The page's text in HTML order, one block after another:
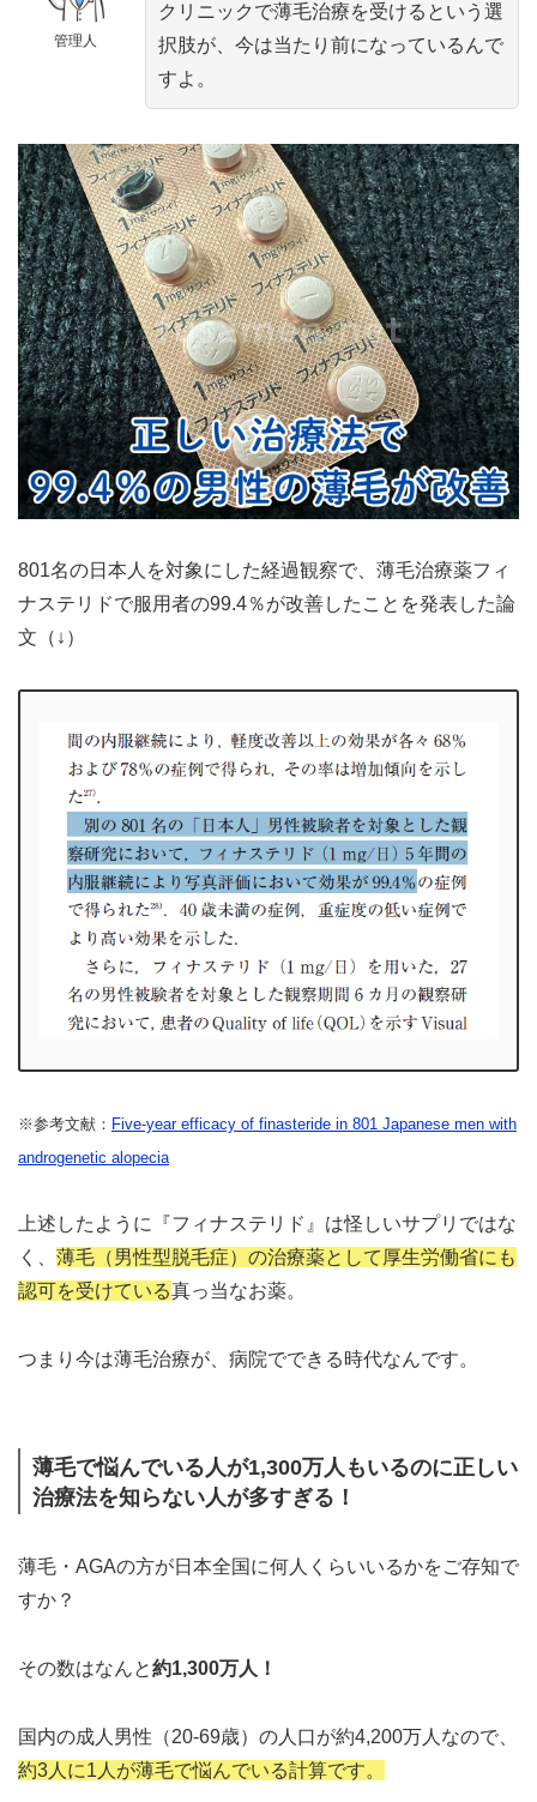
管理人
クリニックで薄毛治療を受けるという選
択肢が、今は当たり前になっているんで
すよ。
801名の日本人を対象にした経過観察で、薄毛治療薬フィ
ナステリドで服用者の99.4％が改善したことを発表した論
文（↓）
※参考文献： Five-year efficacy of finasteride in 801 Japanese men with
androgenetic alopecia
上述したように『フィナステリド』は怪しいサプリではな
く、 薄毛（男性型脱毛症）の治療薬として厚生労働省にも
認可を受けている真っ当なお薬。
つまり今は薄毛治療が、病院でできる時代なんです。
薄毛で悩んでいる人が1,300万人もいるのに正しい
治療法を知らない人が多すぎる！
薄毛・AGAの方が日本全国に何人くらいいるかをご存知で
すか？
その数はなんと約1,300万人！
国内の成人男性（20-69歳）の人口が約4,200万人なので、
約3人に1人が薄毛で悩んでいる計算です。